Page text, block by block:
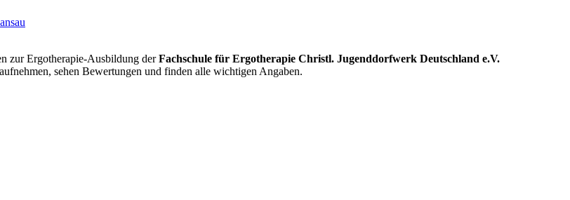
zur Ergotherapie-Ausbildung derFachschule für Ergotherapie Christl. Jugenddorfwerk Deutschland e.V.
sehen Bewertungen und finden alle wichtigen Angaben.